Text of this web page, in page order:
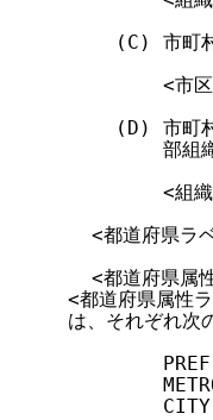
(C) 市町村
<市区
(D) 市町村
部組
<組織
<都道府県ラ
<都道府県属
<都道府県属性
は、それぞれ次
PREF
METRO
CITY